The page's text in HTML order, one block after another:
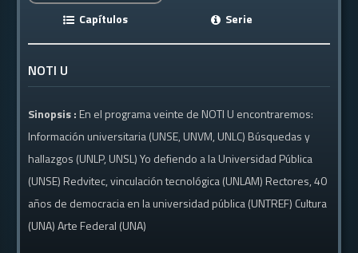
Capítulos
Serie
NOTI U
Sinopsis : En el programa veinte de NOTI U encontraremos:
Información universitaria (UNSE, UNVM, UNLC) Búsquedas y
hallazgos (UNLP, UNSL) Yo defiendo a la Universidad Pública
(UNSE) Redvitec, vinculación tecnológica (UNLAM) Rectores, 40
años de democracia en la universidad pública (UNTREF) Cultura
(UNA) Arte Federal (UNA)